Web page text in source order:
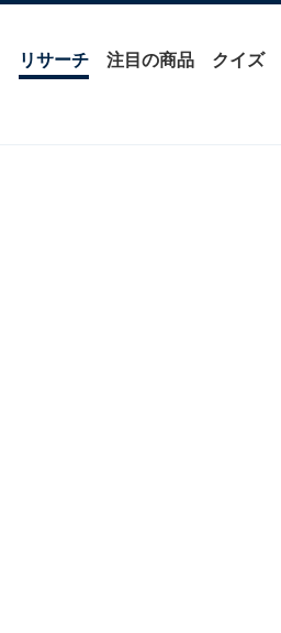
リサーチ 注目の商品 クイズ